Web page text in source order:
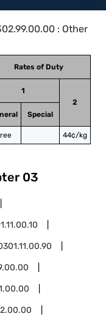
: Other
Rates of Duty
1
2
Special
44¢/kg
03